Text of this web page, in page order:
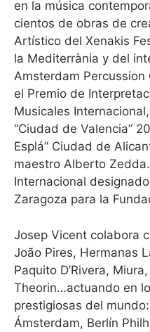
en la música
cientos de obras de
Artístico del Xenakis
la Mediterrània y del
Amsterdam Percussion
el Premio de
Musicales
“Ciudad de Valencia”
Esplá” Ciudad de
maestro Alberto
Internacional
Zaragoza para la
Josep Vicent colabora
João Pires, Hermanas
Paquito D’Rivera,
Theorin…actuando en
prestigiosas del
Ámsterdam, Berlín